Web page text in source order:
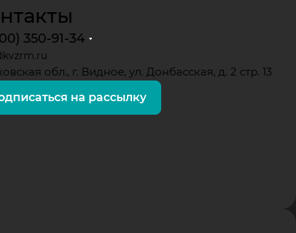
350-91-34
обл., г. Видное, ул. Донбасская, д. 2 стр. 13
на рассылку